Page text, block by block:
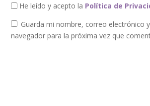
He leído y acepto la Política de
Guarda mi nombre, correo electrónico
navegador para la próxima vez que